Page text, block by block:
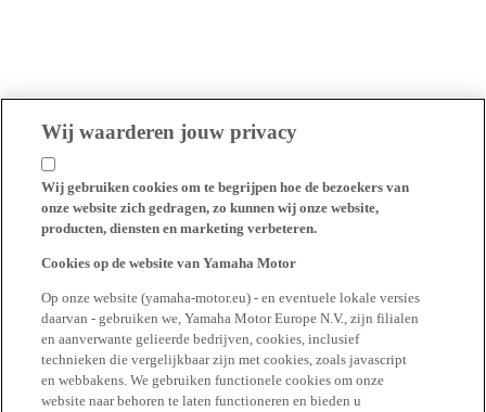
Wij waarderen jouw privacy
Wij gebruiken cookies om te begrijpen hoe de bezoekers van
onze website zich gedragen, zo kunnen wij onze website,
producten, diensten en marketing verbeteren.
Cookies op de website van Yamaha Motor
Op onze website (yamaha-motor.eu) - en eventuele lokale versies
daarvan - gebruiken we, Yamaha Motor Europe N.V., zijn filialen
en aanverwante gelieerde bedrijven, cookies, inclusief
technieken die vergelijkbaar zijn met cookies, zoals javascript
en webbakens. We gebruiken functionele cookies om onze
website naar behoren te laten functioneren en bieden u